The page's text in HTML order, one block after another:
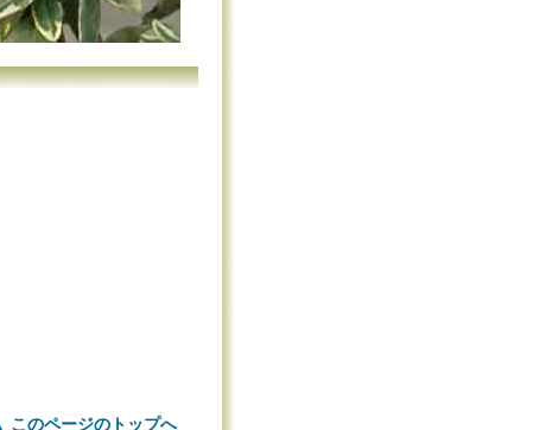
このページのトップへ